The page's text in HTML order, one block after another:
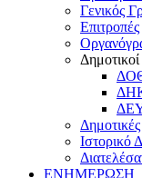
Γενικός
Επιτροπές
Ιστορικό
ΕΝΗΜΕΡΩΣΗ